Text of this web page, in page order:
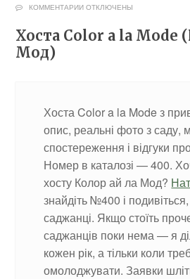
КОММЕНТАРИИ ОТКЛЮЧЕНЫ
Хоста Color a la Mode
Мод)
Хоста Color a la Mode з
опис, реальні фото з саду,
спостереження і відгуки
Номер в каталозі — 400.
хосту Колор ай ла Мод?
знайдіть №400 і
саджанці. Якщо стоїть
саджанців поки нема — я
кожен рік, а тільки коли
омолоджувати. Заявки